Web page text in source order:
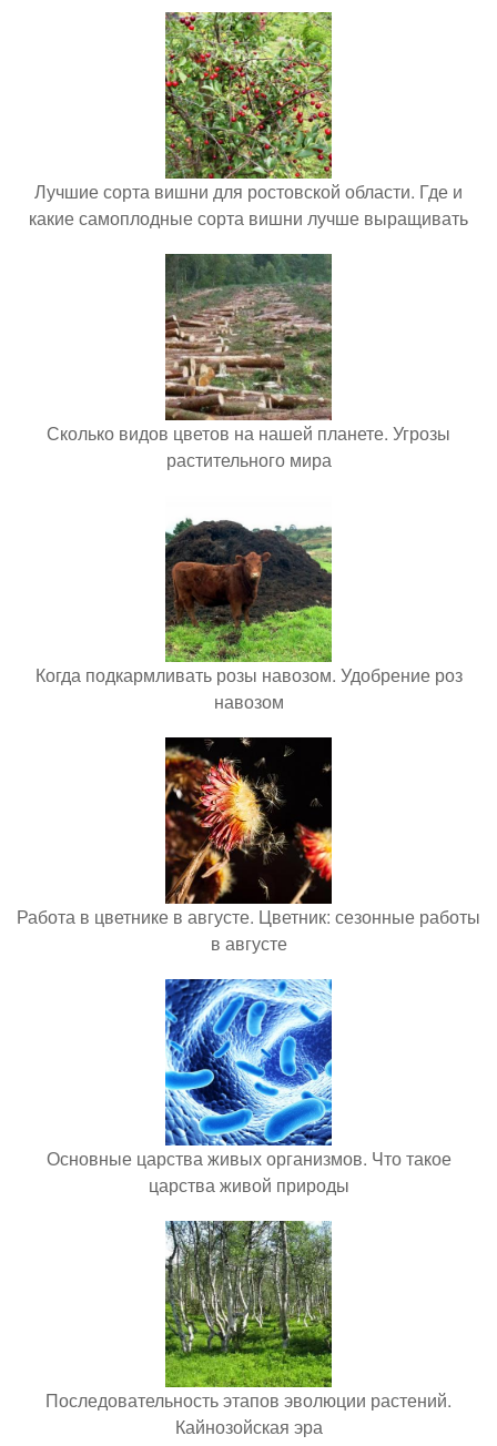
Лучшие сорта вишни для ростовской области. Где и
какие самоплодные сорта вишни лучше выращивать
Сколько видов цветов на нашей планете. Угрозы
растительного мира
Когда подкармливать розы навозом. Удобрение роз
навозом
Работа в цветнике в августе. Цветник: сезонные работы
в августе
Основные царства живых организмов. Что такое
царства живой природы
Последовательность этапов эволюции растений.
Кайнозойская эра